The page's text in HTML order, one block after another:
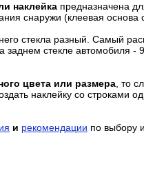
наклейка предназначена
снаружи (клеевая основа
стекла разный. Самый
стекле автомобиля -
цвета или размера , то
наклейку со строками
и рекомендации по выбору